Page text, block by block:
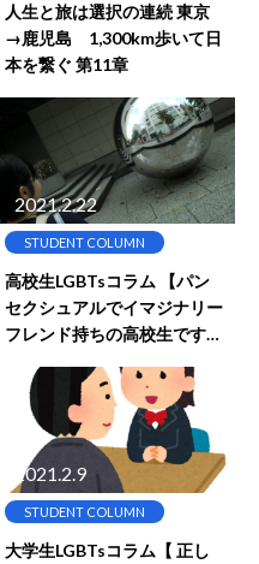
人生と旅は選択の連続 東京
→鹿児島 1,300km歩いて日
本を繋ぐ 第11章
2021.2.22
STUDENT COLUMN
高校生LGBTsコラム 【パン
セクシュアルでイマジナリー
フレンド持ちの高校生ですけ
2021.2.9
STUDENT COLUMN
大学生LGBTsコラム【 正し